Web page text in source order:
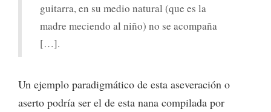
guitarra, en su medio natural (que es la
madre meciendo al niño) no se acompaña
[…].
Un ejemplo paradigmático de esta aseveración o
aserto podría ser el de esta nana compilada por